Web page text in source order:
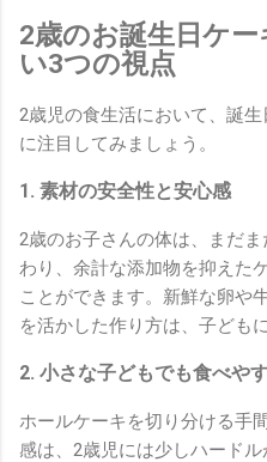
2歳のお誕生日ケ
い3つの視点
2歳児の食生活において、誕
に注目してみましょう。
1. 素材の安全性と安心感
2歳のお子さんの体は、まだ
わり、余計な添加物を抑えた
ことができます。新鮮な卵や
を活かした作り方は、子ども
2. 小さな子どもでも食べや
ホールケーキを切り分ける手
感は、2歳児には少しハード